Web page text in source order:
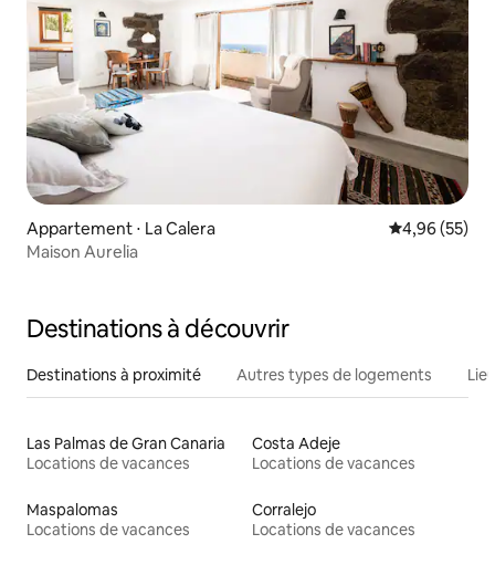
Appartement ⋅ La Calera Évaluation
4,96 (55)
Maison Aurelia
Destinations à découvrir
Destinations à proximité Autres types de logements
Las Palmas de Gran Canaria
Locations de vacances
Costa Adeje
Locations de vacances
Maspalomas
Locations de vacances
Corralejo
Locations de vacances